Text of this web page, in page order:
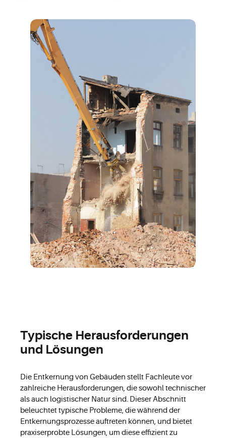
Typische Herausforderungen
und Lösungen
Die Entkernung von Gebäuden stellt Fachleute vor
zahlreiche Herausforderungen, die sowohl technischer
als auch logistischer Natur sind. Dieser Abschnitt
beleuchtet typische Probleme, die während der
Entkernungsprozesse auftreten können, und bietet
praxiserprobte Lösungen, um diese effizient zu